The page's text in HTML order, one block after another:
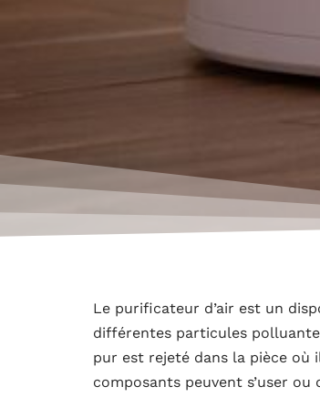
Le purificateur d’air est un
différentes particules
pur est rejeté dans la pièce où
composants peuvent s’user